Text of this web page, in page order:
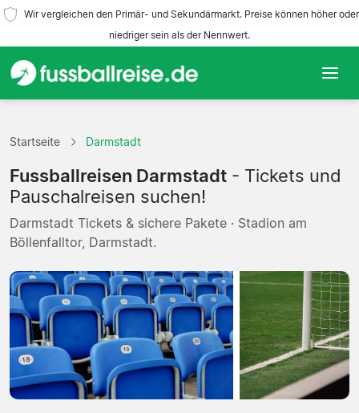
Wir vergleichen den Primär- und Sekundärmarkt. Preise können höher oder
niedriger sein als der Nennwert.
Mannschaften
Ligen
Reisebüros
Startseite Darmstadt
Fussballreisen Darmstadt - Tickets und
Pauschalreisen suchen!
Darmstadt Tickets & sichere Pakete · Stadion am
Böllenfalltor, Darmstadt.